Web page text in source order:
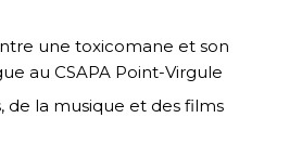
une toxicomane et son
au CSAPA Point-Virgule
de la musique et des films